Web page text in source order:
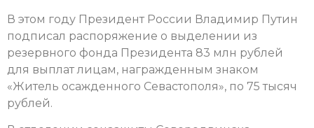
В этом году Президент России Владимир Путин
подписал распоряжение о выделении из
резервного фонда Президента 83 млн рублей
для выплат лицам, награжденным знаком
«Житель осажденного Севастополя», по 75 тысяч
рублей.